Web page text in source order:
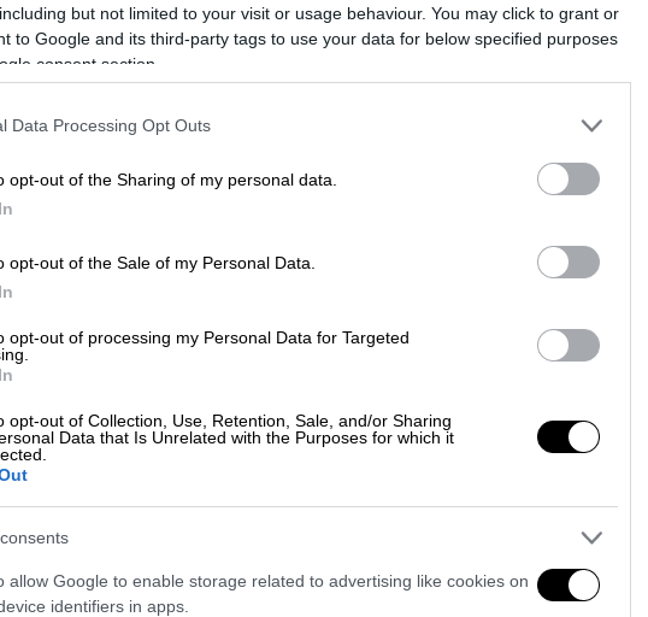
but not limited to your visit or usage behaviour. You may click to grant or
to Google and its third-party tags to use your data for below specified purposes
consent section.
Data Processing Opt Outs
opt-out of the Sharing of my personal data.
opt-out of the Sale of my Personal Data.
opt-out of processing my Personal Data for Targeted
opt-out of Collection, Use, Retention, Sale, and/or Sharing
Data that Is Unrelated with the Purposes for which it
allow Google to enable storage related to advertising like cookies on
identifiers in apps.
άπταιστα τουρκικά, δήλωσε:
θα κάνουμε την πρώτη μας επίσημη
τηςΤουρκίας
συριακό λαό εδώ και 14 χρόνια».
του με την
Κωνσταντινούπολης
, αναμένεται να
για τη νέα εποχή συνεργασίας που
στο επίκεντρο
βασικό θέμα τηςατζέντας, καθώς η
Δημοκρατικές Δυνάμεις
(YPG) ως
την τρομοκρατία θα είναι μία από τις